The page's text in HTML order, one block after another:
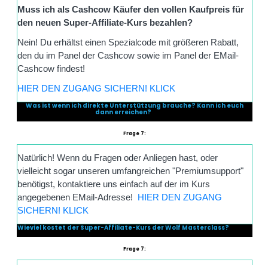
Muss ich als Cashcow Käufer den vollen Kaufpreis für
den neuen Super-Affiliate-Kurs bezahlen?
Nein! Du erhältst einen Spezialcode mit größeren Rabatt,
den du im Panel der Cashcow sowie im Panel der EMail-
Cashcow findest!
HIER DEN ZUGANG SICHERN! KLICK
Was ist wenn ich direkte Unterstützung brauche? Kann ich euch
dann erreichen?
Frage 7:
Natürlich! Wenn du Fragen oder Anliegen hast, oder
vielleicht sogar unseren umfangreichen "Premiumsupport"
benötigst, kontaktiere uns einfach auf der im Kurs
angegebenen EMail-Adresse! HIER DEN ZUGANG
SICHERN! KLICK
Wieviel kostet der Super-Affiliate-Kurs der Wolf Masterclass?
Frage 7: